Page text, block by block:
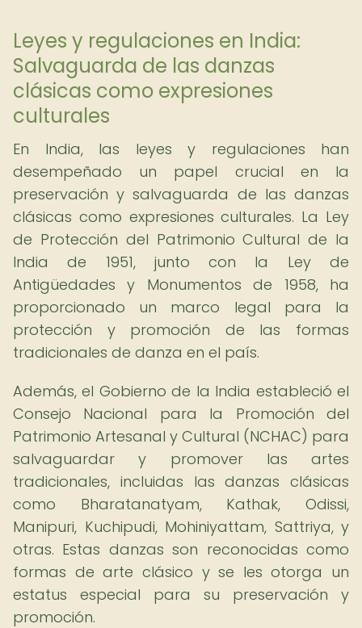
Leyes y regulaciones en India:
Salvaguarda de las danzas
clásicas como expresiones
culturales
En India, las leyes y regulaciones han
desempeñado un papel crucial en la
preservación y salvaguarda de las danzas
clásicas como expresiones culturales. La Ley
de Protección del Patrimonio Cultural de la
India de 1951, junto con la Ley de
Antigüedades y Monumentos de 1958, ha
proporcionado un marco legal para la
protección y promoción de las formas
tradicionales de danza en el país.
Además, el Gobierno de la India estableció el
Consejo Nacional para la Promoción del
Patrimonio Artesanal y Cultural (NCHAC) para
salvaguardar y promover las artes
tradicionales, incluidas las danzas clásicas
como Bharatanatyam, Kathak, Odissi,
Manipuri, Kuchipudi, Mohiniyattam, Sattriya, y
otras. Estas danzas son reconocidas como
formas de arte clásico y se les otorga un
estatus especial para su preservación y
promoción.